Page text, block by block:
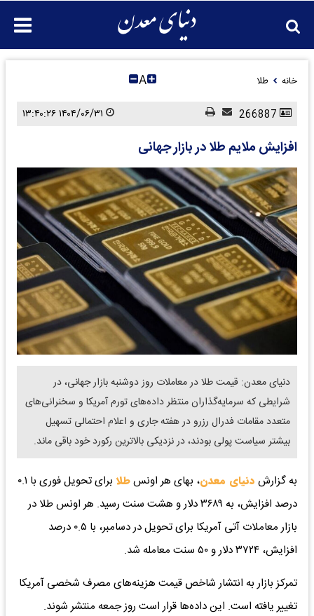
خانه طلا A
افزایش ملایم طلا در بازار جهانی
​دنیای معدن: قیمت طلا در معاملات روز دوشنبه بازار جهانی، در
شرایطی که سرمایه‌گذاران منتظر داده‌های تورم آمریکا و سخنرانی‌های
متعدد مقامات فدرال رزرو در هفته جاری و اعلام احتمالی تسهیل
بیشتر سیاست پولی بودند، در نزدیکی بالاترین رکورد خود باقی ماند.
به گزارش دنیای معدن، بهای هر اونسطلا
برای تحویل فوری با ۰.۱
درصد افزایش، به ۳۶۸۹ دلار و هشت سنت رسید. هر اونس طلا در
بازار معاملات آتی آمریکا برای تحویل در دسامبر، با ۰.۵ درصد
افزایش، ۳۷۲۴ دلار و ۵۰ سنت معامله شد.
تمرکز بازار به انتشار شاخص قیمت هزینه‌های مصرف شخصی آمریکا
تغییر یافته است. این داده‌ها قرار است روز جمعه منتشر شوند.